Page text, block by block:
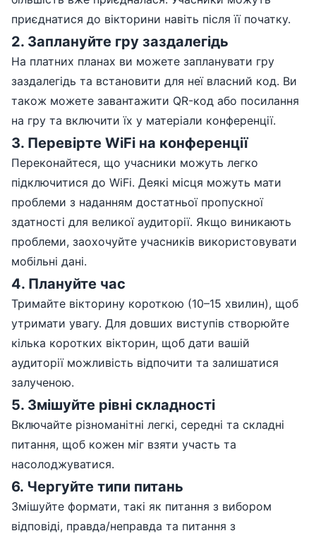
приєднатися до вікторини навіть після її початку.
2. Заплануйте гру заздалегідь
На платних планах ви можете запланувати гру
заздалегідь та встановити для неї власний код. Ви
також можете завантажити QR-код або посилання
на гру та включити їх у матеріали конференції.
3. Перевірте WiFi на конференції
Переконайтеся, що учасники можуть легко
підключитися до WiFi. Деякі місця можуть мати
проблеми з наданням достатньої пропускної
здатності для великої аудиторії. Якщо виникають
проблеми, заохочуйте учасників використовувати
мобільні дані.
4. Плануйте час
Тримайте вікторину короткою (10–15 хвилин), щоб
утримати увагу. Для довших виступів створюйте
кілька коротких вікторин, щоб дати вашій
аудиторії можливість відпочити та залишатися
залученою.
5. Змішуйте рівні складності
Включайте різноманітні легкі, середні та складні
питання, щоб кожен міг взяти участь та
насолоджуватися.
6. Чергуйте типи питань
Змішуйте формати, такі як питання з вибором
відповіді, правда/неправда та питання з